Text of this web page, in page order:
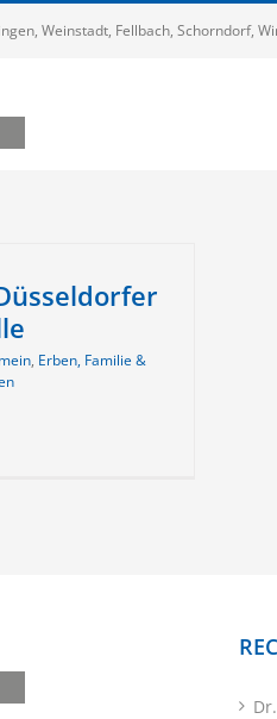
Weinstadt, Fellbach, Schorndorf,
, Erben, Familie &